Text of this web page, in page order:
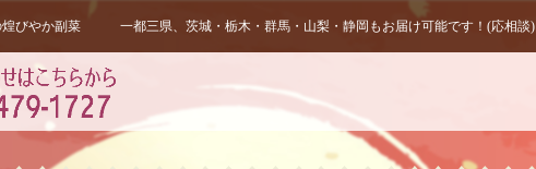
びやか副菜 一都三県、茨城・栃木・群馬・山梨・静岡もお届け可能です！(応相談)